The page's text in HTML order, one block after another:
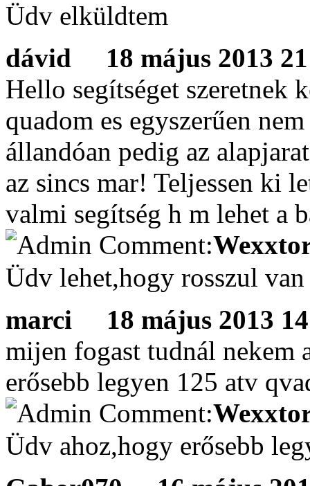
Üdv elküldtem
dávid
18 május 2013
Hello segítséget szeretnek
quadom es egyszerűen
állandóan pedig az
az sincs mar! Teljessen ki
valmi segítség h m lehet a
Üdv lehet,hogy rosszul
marci
18 május 2013
mijen fogast tudnál nekem
erősebb legyen 125 atv
Üdv ahoz,hogy erősebb